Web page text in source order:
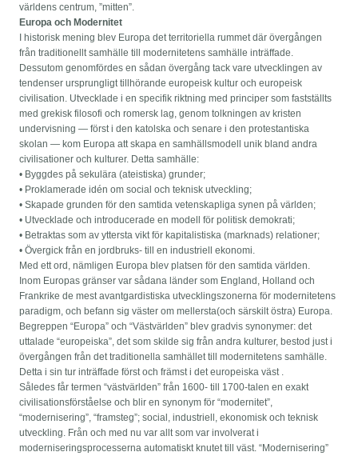
världens centrum, ”mitten”.
Europa och Modernitet
I historisk mening blev Europa det territoriella rummet där övergången
från traditionellt samhälle till modernitetens samhälle inträffade.
Dessutom genomfördes en sådan övergång tack vare utvecklingen av
tendenser ursprungligt tillhörande europeisk kultur och europeisk
civilisation. Utvecklade i en specifik riktning med principer som fastställts
med grekisk filosofi och romersk lag, genom tolkningen av kristen
undervisning — först i den katolska och senare i den protestantiska
skolan — kom Europa att skapa en samhällsmodell unik bland andra
civilisationer och kulturer. Detta samhälle:
• Byggdes på sekulära (ateistiska) grunder;
• Proklamerade idén om social och teknisk utveckling;
• Skapade grunden för den samtida vetenskapliga synen på världen;
• Utvecklade och introducerade en modell för politisk demokrati;
• Betraktas som av yttersta vikt för kapitalistiska (marknads) relationer;
• Övergick från en jordbruks- till en industriell ekonomi.
Med ett ord, nämligen Europa blev platsen för den samtida världen.
Inom Europas gränser var sådana länder som England, Holland och
Frankrike de mest avantgardistiska utvecklingszonerna för modernitetens
paradigm, och befann sig väster om mellersta(och särskilt östra) Europa.
Begreppen “Europa” och “Västvärlden” blev gradvis synonymer: det
uttalade “europeiska”, det som skilde sig från andra kulturer, bestod just i
övergången från det traditionella samhället till modernitetens samhälle.
Detta i sin tur inträffade först och främst i det europeiska väst .
Således får termen “västvärlden” från 1600- till 1700-talen en exakt
civilisationsförståelse och blir en synonym för “modernitet”,
“modernisering”, “framsteg”; social, industriell, ekonomisk och teknisk
utveckling. Från och med nu var allt som var involverat i
moderniseringsprocesserna automatiskt knutet till väst. “Modernisering”